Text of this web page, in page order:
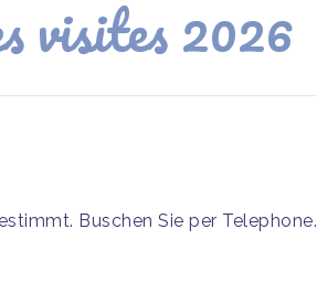
visites 2026
Buschen Sie per Telephone.